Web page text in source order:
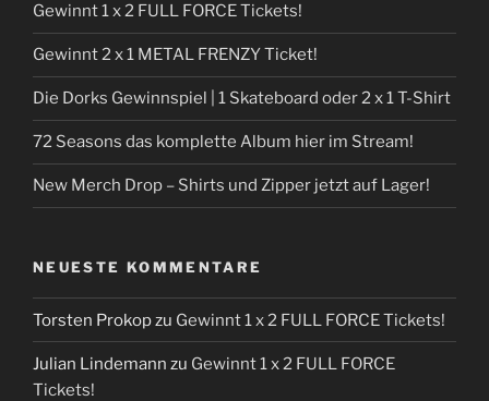
Gewinnt 1 x 2 FULL FORCE Tickets!
Gewinnt 2 x 1 METAL FRENZY Ticket!
Die Dorks Gewinnspiel | 1 Skateboard oder 2 x 1 T-Shirt
72 Seasons das komplette Album hier im Stream!
New Merch Drop – Shirts und Zipper jetzt auf Lager!
NEUESTE KOMMENTARE
Torsten Prokopzu Gewinnt 1 x 2 FULL FORCE Tickets!
Julian Lindemann zu Gewinnt 1 x 2 FULL FORCE
Tickets!